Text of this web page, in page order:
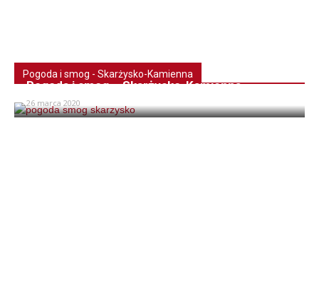
Pogoda i smog - Skarżysko-Kamienna
Pogoda i smog – Skarżysko-Kamienna
26 marca 2020